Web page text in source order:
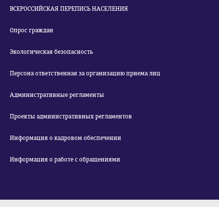
ВСЕРОССИЙСКАЯ ПЕРЕПИСЬ НАСЕЛЕНИЯ
Опрос граждан
Экологическая безопасность
Персона ответственная за организацию приема лиц
Административные регламенты
Проекты административных регламентов
Информация о кадровом обеспечении
Информация о работе с обращениями